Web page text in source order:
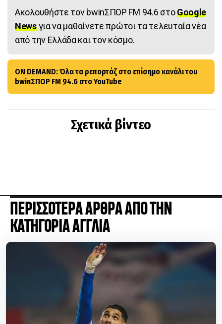
Ακολουθήστε τον bwinΣΠΟΡ FM 94.6 στοGoogle
Newsγια να μαθαίνετε πρώτοι τα τελευταία νέα
από την Ελλάδα και τον κόσμο.
ON DEMAND: Όλα τα ρεπορτάζ στο επίσημο κανάλι του
bwinΣΠΟΡ FM 94.6 στο YouTube
Σχετικά βίντεο
ΚΑΤΗΓΟΡΙΑ ΑΓΓΛΙΑ
Ουνιόν Σεν Ζιλουάζ: Πούλησε το αστέρι